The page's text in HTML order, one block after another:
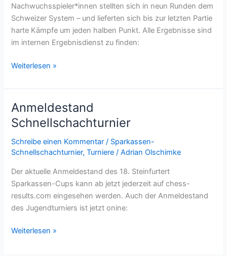
Nachwuchsspieler*innen stellten sich in neun Runden dem
Schweizer System – und lieferten sich bis zur letzten Partie
harte Kämpfe um jeden halben Punkt. Alle Ergebnisse sind
im internen Ergebnisdienst zu finden:
Die
ist
gespielt!
Weiterlesen »
Anmeldestand
Schnellschachturnier
Schreibe einen Kommentar / Sparkassen-
Schnellschachturnier,Turniere /Adrian Olschimke
Der aktuelle Anmeldestand des 18. Steinfurtert
Sparkassen-Cups kann ab jetzt jederzeit auf chess-
results.com eingesehen werden. Auch der Anmeldestand
des Jugendturniers ist jetzt onine:
Anmeldestand
Weiterlesen »